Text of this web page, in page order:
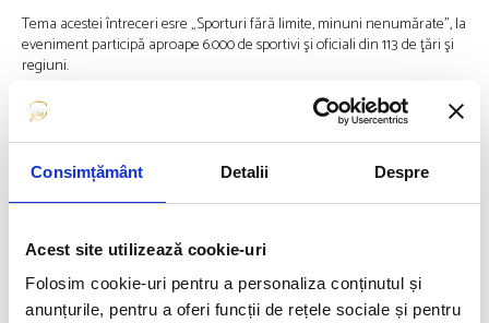
Consimțământ Detalii Despre
Acest site utilizează cookie-uri
Folosim cookie-uri pentru a personaliza conținutul și
anunțurile, pentru a oferi funcții de rețele sociale și pentru
Tema acestei întreceri esre „Sporturi fără limite, minuni nenumărate”, la
eveniment participă aproape 6.000 de sportivi şi oficiali din 113 de ţări şi
regiuni.
Jocurile Mondiale de la Chengdu includ discipline atractive și moderne,
precum parkour, frisbee, escaladă sau tir cu arcul, oferind publicului mai
în cadrul evenimentelor de testare și al turneelor pregătitoare, provincia
Sichuan a organizat numeroase activități destinate sportului pentru toți.
peste 40 de milioane de participări.
Jocurile Mondiale se desfășoară sub patronajul Comitetului Internațional
Olimpic.